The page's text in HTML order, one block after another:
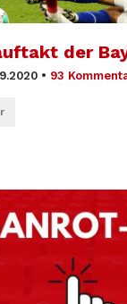
der
• 93